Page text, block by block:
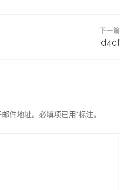
下一篇
d4cf
件地址。必填项已用*标注。